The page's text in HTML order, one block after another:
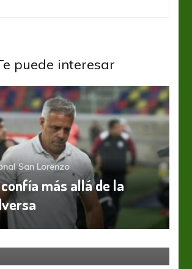
puede interesar
San Lorenzo
más allá de la
Almirón arma el equipo